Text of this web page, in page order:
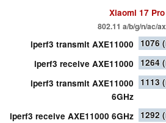
Xiaomi 17 Pro
802.11 a/​b/​g/​n/​ac/​
iperf3 transmit AXE11000 1076
iperf3 receive AXE11000
1264
iperf3 transmit AXE11000
6GHz
1113
iperf3 receive AXE11000 6GHz 1292